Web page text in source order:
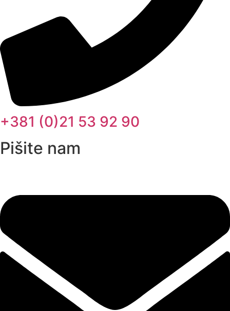
+381 (0)21 53 92 90
Pišite nam